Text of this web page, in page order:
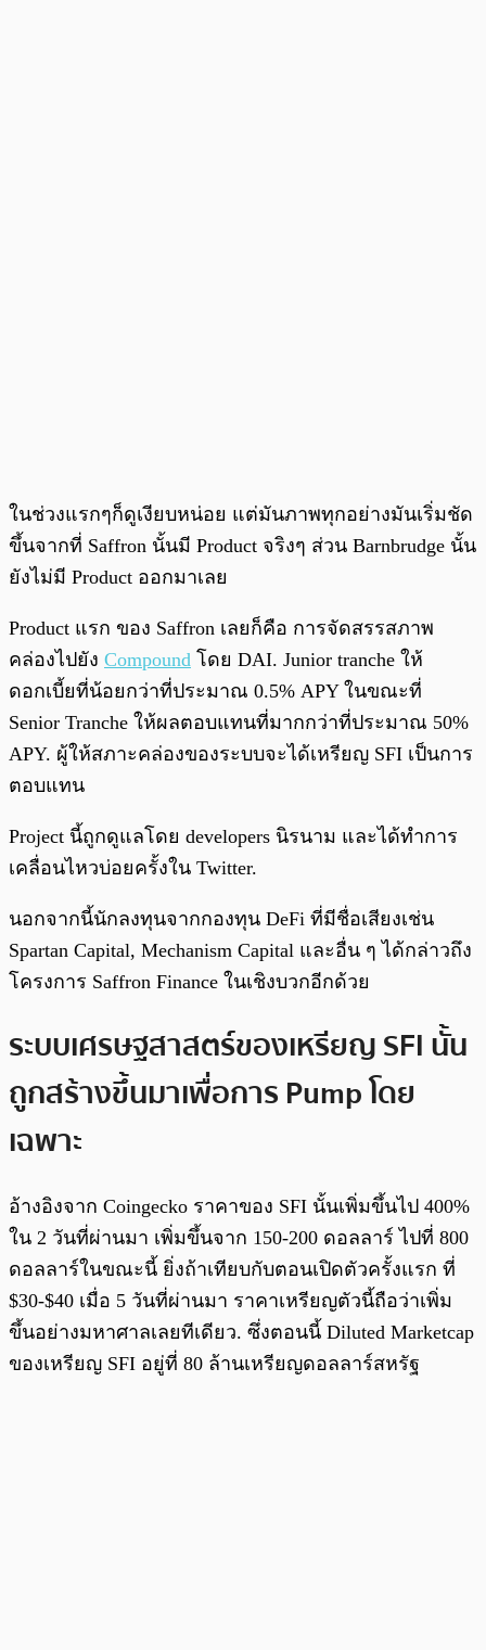
ในช่วงแรกๆก็ดูเงียบหน่อย แต่มันภาพทุกอย่างมันเริ่มชัด
ขึ้นจากที่ Saffron นั้นมี Product จริงๆ ส่วน Barnbrudge นั้น
ยังไม่มี Product ออกมาเลย
Product แรก ของ Saffron เลยก็คือ การจัดสรรสภาพ
คล่องไปยัง Compound โดย DAI. Junior tranche ให้
ดอกเบี้ยที่น้อยกว่าที่ประมาณ 0.5% APY ในขณะที่
Senior Tranche ให้ผลตอบแทนที่มากกว่าที่ประมาณ 50%
APY. ผู้ให้สภาะคล่องของระบบจะได้เหรียญ SFI เป็นการ
ตอบแทน
Project นี้ถูกดูแลโดย developers นิรนาม และได้ทำการ
เคลื่อนไหวบ่อยครั้งใน Twitter.
นอกจากนี้นักลงทุนจากกองทุน DeFi ที่มีชื่อเสียงเช่น
Spartan Capital, Mechanism Capital และอื่น ๆ ได้กล่าวถึง
โครงการ Saffron Finance ในเชิงบวกอีกด้วย
ระบบเศรษฐสาสตร์ของเหรียญ SFI นั้น
ถูกสร้างขึ้นมาเพื่อการ Pump โดย
เฉพาะ
อ้างอิงจาก Coingecko ราคาของ SFI นั้นเพิ่มขึ้นไป 400%
ใน 2 วันที่ผ่านมา เพิ่มขึ้นจาก 150-200 ดอลลาร์ ไปที่ 800
ดอลลาร์ในขณะนี้ ยิ่งถ้าเทียบกับตอนเปิดตัวครั้งแรก ที่
$30-$40 เมื่อ 5 วันที่ผ่านมา ราคาเหรียญตัวนี้ถือว่าเพิ่ม
ขึ้นอย่างมหาศาลเลยทีเดียว. ซึ่งตอนนี้ Diluted Marketcap
ของเหรียญ SFI อยู่ที่ 80 ล้านเหรียญดอลลาร์สหรัฐ